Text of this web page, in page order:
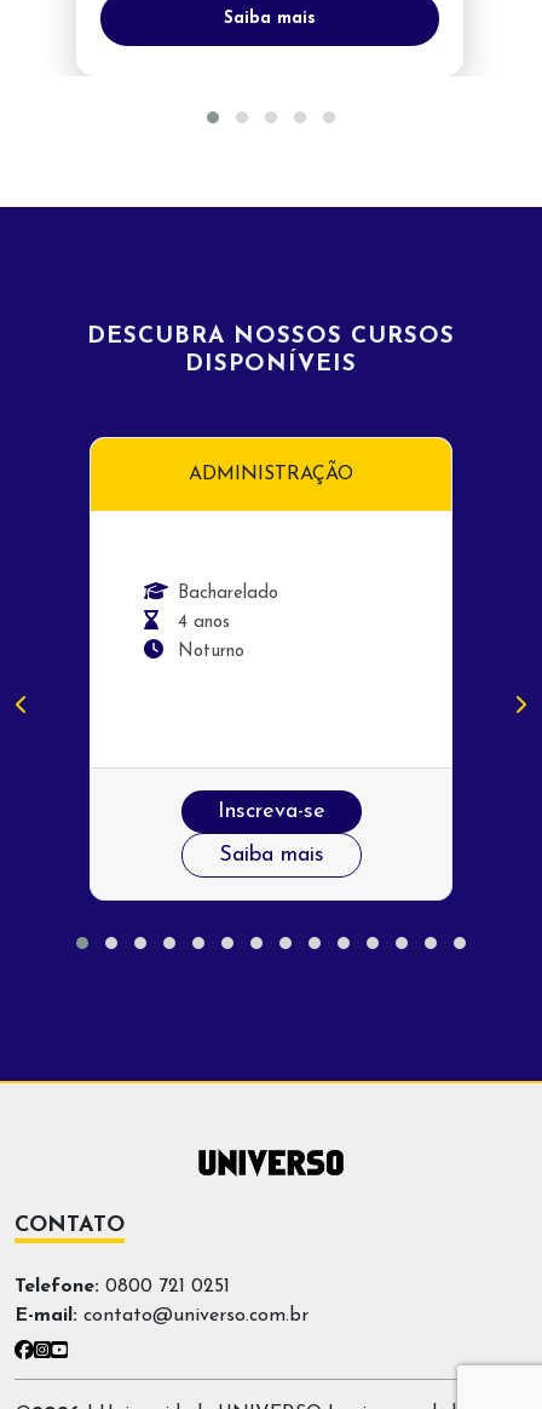
Saiba mais
DESCUBRA NOSSOS CURSOS
DISPONÍVEIS
ADMINISTRAÇÃO
Bacharelado
4 anos
Noturno
Inscreva-se
Saiba mais
CONTATO
Telefone: 0800 721 0251
E-mail: contato@universo.com.br